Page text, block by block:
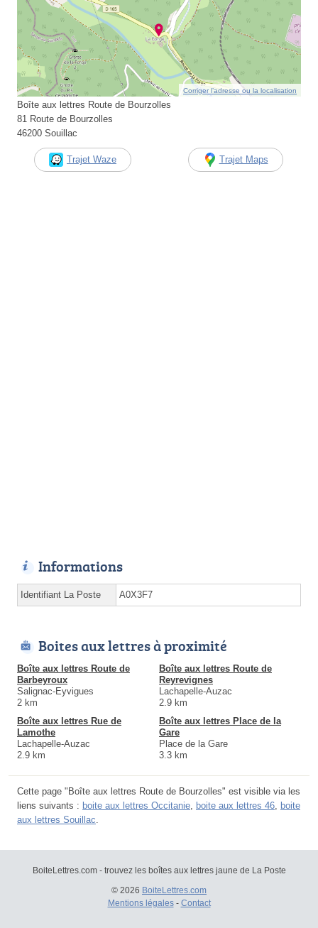
Corriger l’adresse ou la localisation
Boîte aux lettres Route de Bourzolles
81 Route de Bourzolles
46200 Souillac
Trajet Waze Trajet Maps
Informations
Identifiant La Poste A0X3F7
Boites aux lettres à proximité
Boîte aux lettres Route de
Barbeyroux
Salignac-Eyvigues
2 km
Boîte aux lettres Route de
Reyrevignes
Lachapelle-Auzac
2.9 km
Boîte aux lettres Rue de
Lamothe
Lachapelle-Auzac
2.9 km
Boîte aux lettres Place de la
Gare
Place de la Gare
3.3 km
Cette page "Boîte aux lettres Route de Bourzolles" est visible via les
liens suivants : boite aux lettres Occitanie boite aux lettres 46 boite
aux lettres Souillac
BoiteLettres.com - trouvez les boîtes aux lettres jaune de La Poste
© 2026 BoiteLettres.com
Mentions légales- Contact